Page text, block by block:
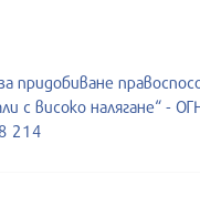
придобиване
с високо налягане“ -
214